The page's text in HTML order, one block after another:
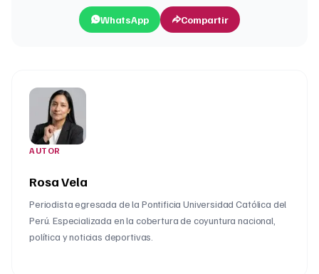
WhatsApp Compartir
AUTOR
Rosa Vela
Periodista egresada de la Pontificia Universidad Católica del
Perú. Especializada en la cobertura de coyuntura nacional,
política y noticias deportivas.